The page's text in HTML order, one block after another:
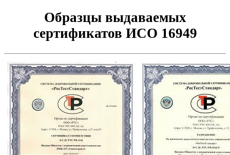
Образцы выдаваемых
сертификатов ИСО 16949